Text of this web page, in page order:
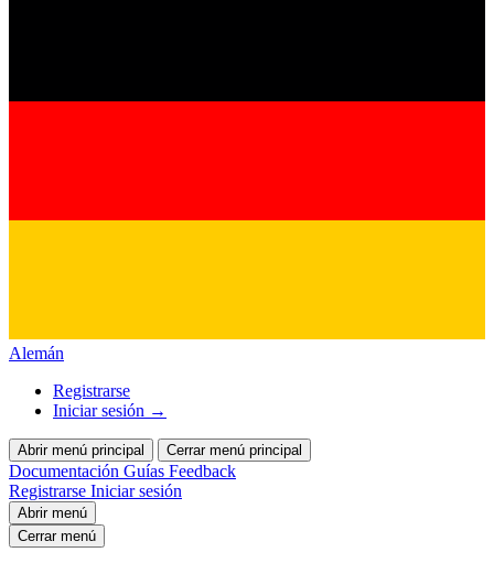
Alemán
Registrarse
Iniciar sesión →
Abrir menú principal Cerrar menú principal
Documentación Guías Feedback
Registrarse Iniciar sesión
Abrir menú
Cerrar menú